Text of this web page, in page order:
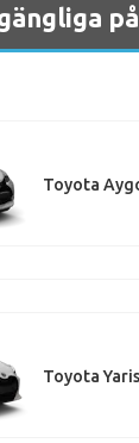
Toyota
Toyota Yaris